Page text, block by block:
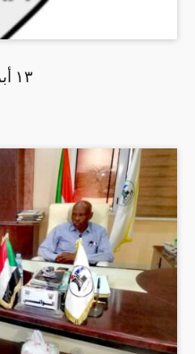
١٣ أبريل انطلاق تسجيلات اللاعبين